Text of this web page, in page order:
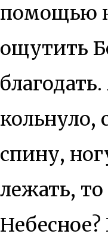
помощью
ощутить
кольнуло,
спину,
лежать,